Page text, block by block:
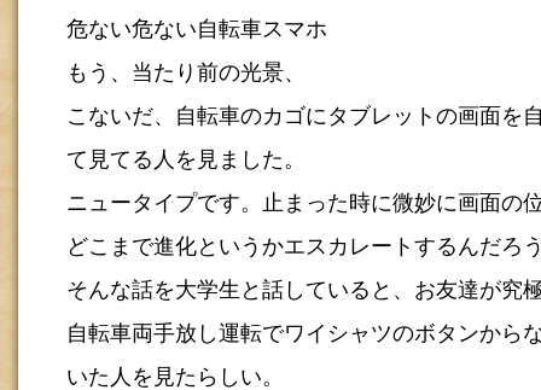
危ない危ない自転車スマホ
もう、当たり前の光景、
こないだ、自転車のカゴにタブレットの画面を
て見てる人を見ました。
ニュータイプです。止まった時に微妙に画面の
どこまで進化というかエスカレートするんだろ
そんな話を大学生と話していると、お友達が究
自転車両手放し運転でワイシャツのボタンから
いた人を見たらしい。